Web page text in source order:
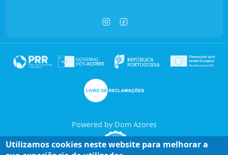
Powered by Dom Azores
Utilizamos cookies neste website para melhorar a